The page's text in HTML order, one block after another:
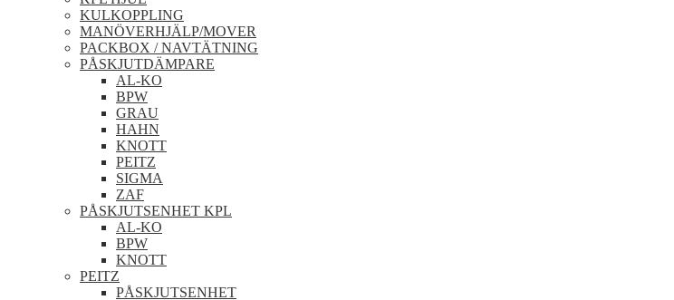
KULKOPPLING
MANÖVERHJÄLP/MOVER
PACKBOX / NAVTÄTNING
PÅSKJUTDÄMPARE
AL-KO
BPW
GRAU
HAHN
KNOTT
PEITZ
SIGMA
ZAF
PÅSKJUTSENHET KPL
AL-KO
BPW
KNOTT
PEITZ
PÅSKJUTSENHET